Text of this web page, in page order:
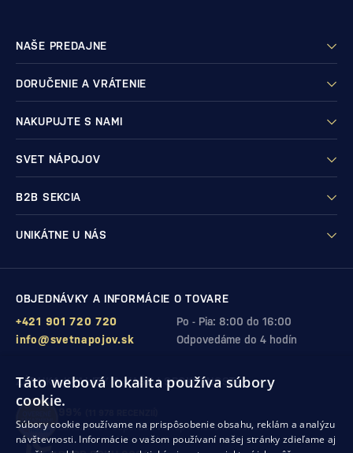
NAŠE PREDAJNE
DORUČENIE A VRÁTENIE
NAKUPUJTE S NAMI
SVET NÁPOJOV
B2B SEKCIA
UNIKÁTNE U NÁS
OBJEDNÁVKY A INFORMÁCIE O TOVARE
Po - Pia: 8:00 do 16:00
+421 901 720 720
Odpovedáme do 4 hodín
info@svetnapojov.sk
ZÁRUKA KVALITY A VAŠEJ SPOKOJNOSTI
zákazníkov odporúča nákup v našom obchode
Táto webová lokalita používa súbory
cookie.
Súbory cookie používame na prispôsobenie obsahu, reklám a analýzu
návštevnosti. Informácie o vašom používaní našej stránky zdieľame aj